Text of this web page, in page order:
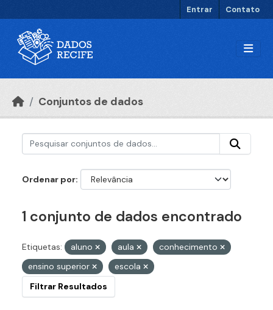
Entrar Contato
Conjuntos de dados
Ordenar por
1 conjunto de dados encontrado
Etiquetas: aluno aula
conhecimento
ensino superior
escola
Filtrar Resultados